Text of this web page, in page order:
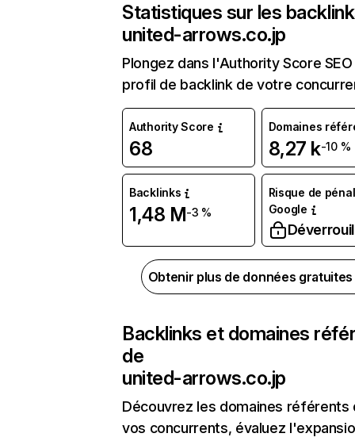
Statistiques sur les
united-arrows.co.jp
Plongez dans l'Authority Score
profil de backlink de votre
Authority Score
68
Domaines
8,27 k-10 %
Backlinks
1,48 M-3 %
Risque de
Google
Obtenir plus de données
Backlinks et domaines
de
united-arrows.co.jp
Découvrez les domaines référents
vos concurrents, évaluez